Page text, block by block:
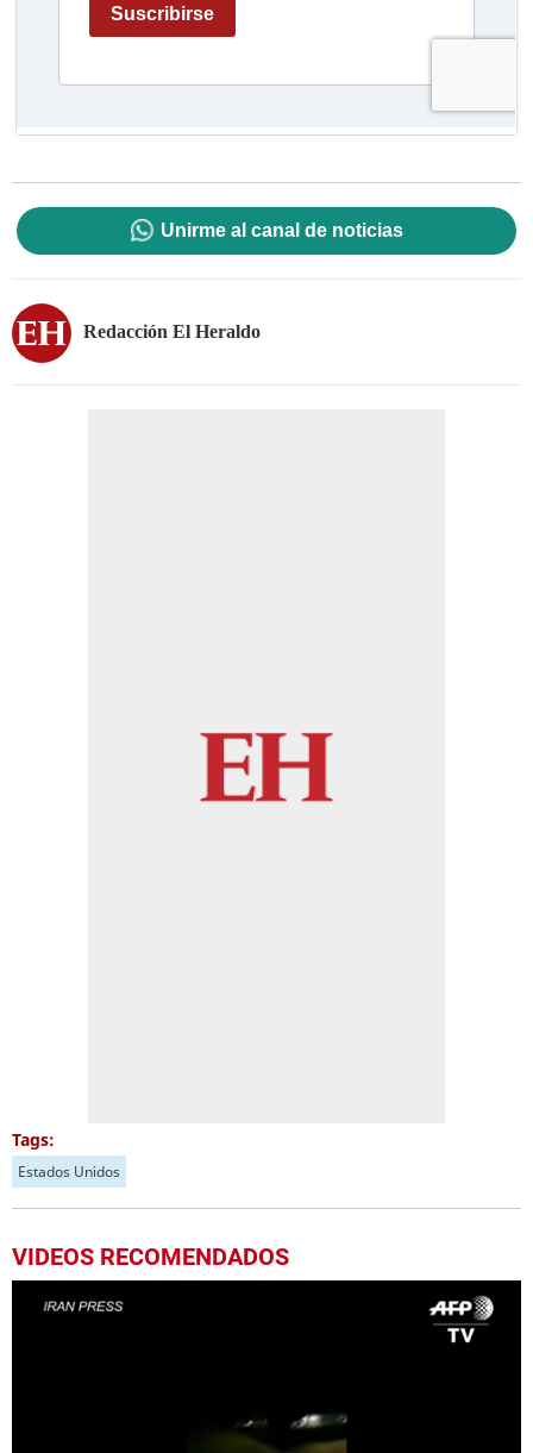
Unirme al canal de noticias
Redacción El Heraldo
Tags:
Estados Unidos
VIDEOS RECOMENDADOS